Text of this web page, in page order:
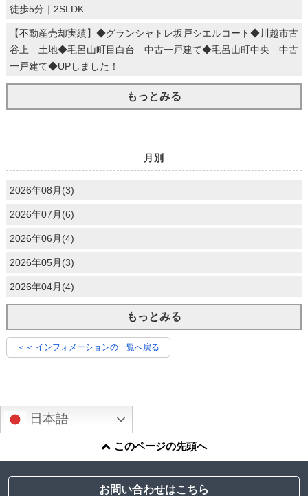
徒歩5分｜2SLDK
【不動産売却実績】◆グランシャトレ坂戸シエルコート◆川越市古
谷上 土地◆毛呂山町目白台 中古一戸建て◆毛呂山町中央 中古
一戸建て◆UPしました！
もっとみる
月別
2026年08月(3)
2026年07月(6)
2026年06月(4)
2026年05月(3)
2026年04月(4)
もっとみる
＜＜ インフォメーションの一覧へ戻る
日本語
このページの先頭へ
お問い合わせはこちら